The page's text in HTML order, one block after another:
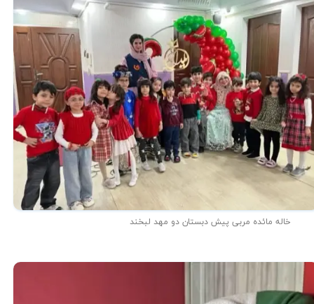
خاله مائده مربی پیش دبستان دو مهد لبخند